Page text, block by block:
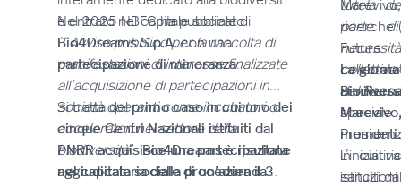
è entrato nel capitale sociale di
Bio4Dreams S.p.A.con una
partecipazione di minoranza.
Nel 2025 NBFC ha pubblicato
l’“Avviso pubblico per la raccolta di
manifestazioni di interesse finalizzate
all’acquisizione di partecipazioni in
società operanti come incubatori o
acceleratori nel settore della
biodiversità”.Bio4Dreams è risultata
aggiudicataria della procedura il 3
Si tratta delprimo caso in cui uno dei
cinque Centri Nazionali istituiti dal
PNRR acquisisce una partecipazione
nel capitale sociale di un’azienda
tutela
parte di
del Paese
ricerche
Future
La
momenti:
in cui
sanciti